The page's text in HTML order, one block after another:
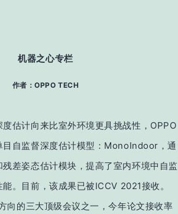
机器之心专栏
作者：OPPO TECH
估计向来比室外环境更具挑战性，OPPO
目自监督深度估计模型：MonoIndoor，通
差姿态估计模块，提高了室内环境中自监
。目前，该成果已被ICCV 2021接收。
向的三大顶级会议之一，今年论文接收率